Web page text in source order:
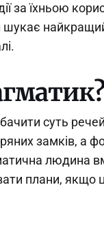
за їхньою
суть речей
замків, а
людина
плани,